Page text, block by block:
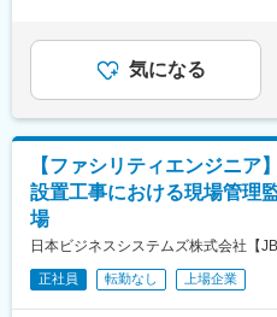
ら保守までをワンストップで
団」です。そして、これまで
は「ドローン」や「ローカル
岐に渡る事業展開を行ってい
変更の範囲：会社の定める業
践作業
※システム製品の取扱いが中
■働き方：
残業時間は全社平均が月10～
きやすい環境です。
■当社の特徴：
金額であり、選考を通じて
は固定手当を含めた表記です。
気になる
【ファシリティエンジニア
設置工事における現場管理
場
日本ビジネスシステムズ株式会社【
正社員 転勤なし 上場企業